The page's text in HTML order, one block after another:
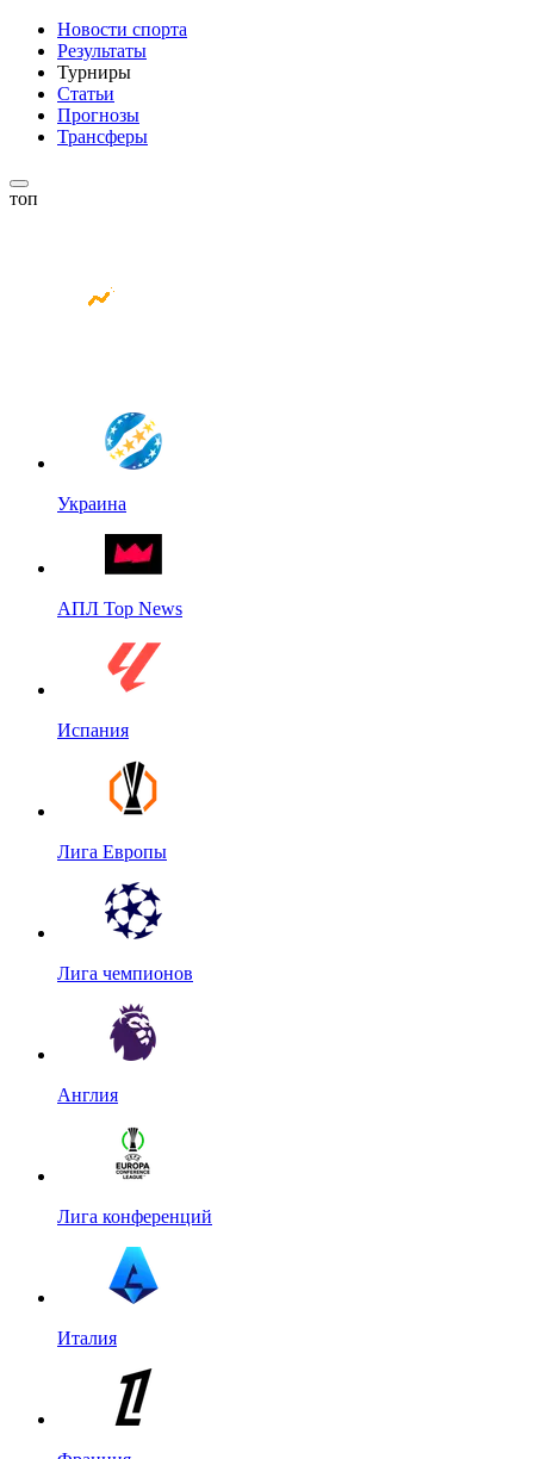
Новости спорта
Результаты
Турниры
Статьи
Прогнозы
Трансферы
топ
Украина
АПЛ Top News
Испания
Лига Европы
Лига чемпионов
Англия
Лига конференций
Италия